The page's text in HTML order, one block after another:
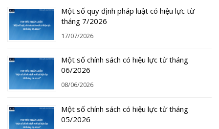
Một số quy định pháp luật có hiệu lực từ
tháng 7/2026
17/07/2026
Một số chính sách có hiệu lực từ tháng
06/2026
08/06/2026
Một số chính sách có hiệu lực từ tháng
05/2026